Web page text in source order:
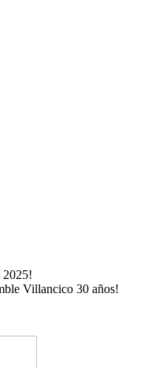
Villancico 30 años!